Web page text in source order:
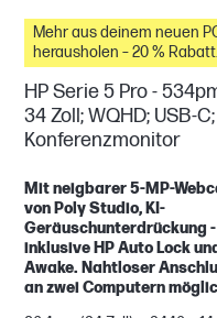
Mehr aus deinem neuen
herausholen – 20 % Rabatt
auf Zubehör
HP Serie 5 Pro -
34 Zoll; WQHD; USB-C;
Konferenzmonitor
Mit neigbarer 5-MP-
von Poly Studio, KI-
Geräuschunterdrückung -
inklusive HP Auto Lock
Awake. Nahtloser
an zwei Computern